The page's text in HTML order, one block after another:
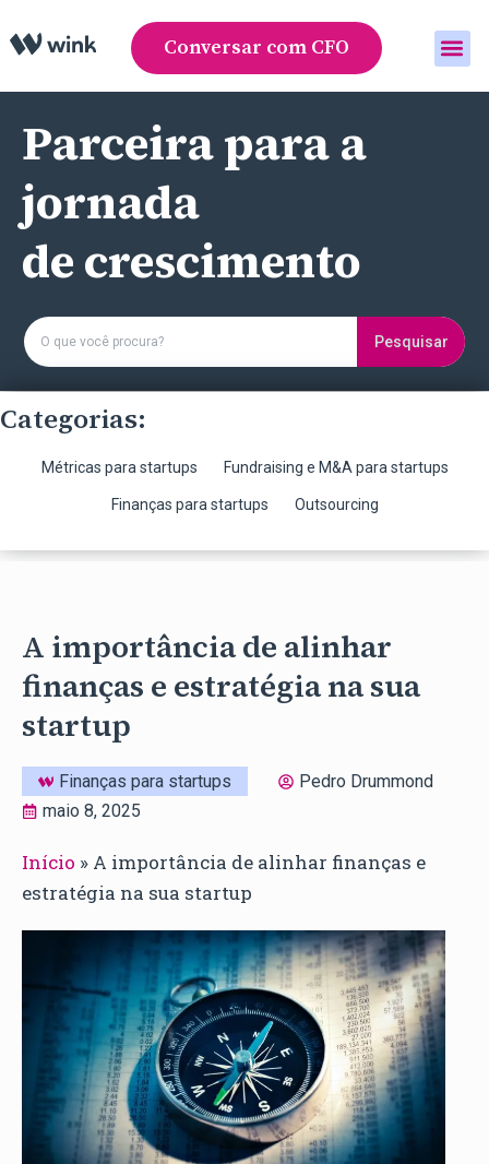
Conversar com CFO
Parceira para a
jornada
de crescimento
Pesquisar
Categorias:
Métricas para startups Fundraising e M&A para startups
Finanças para startups Outsourcing
A importância de alinhar
finanças e estratégia na sua
startup
Finanças para startups
Pedro Drummond
maio 8, 2025
Início » A importância de alinhar finanças e
estratégia na sua startup